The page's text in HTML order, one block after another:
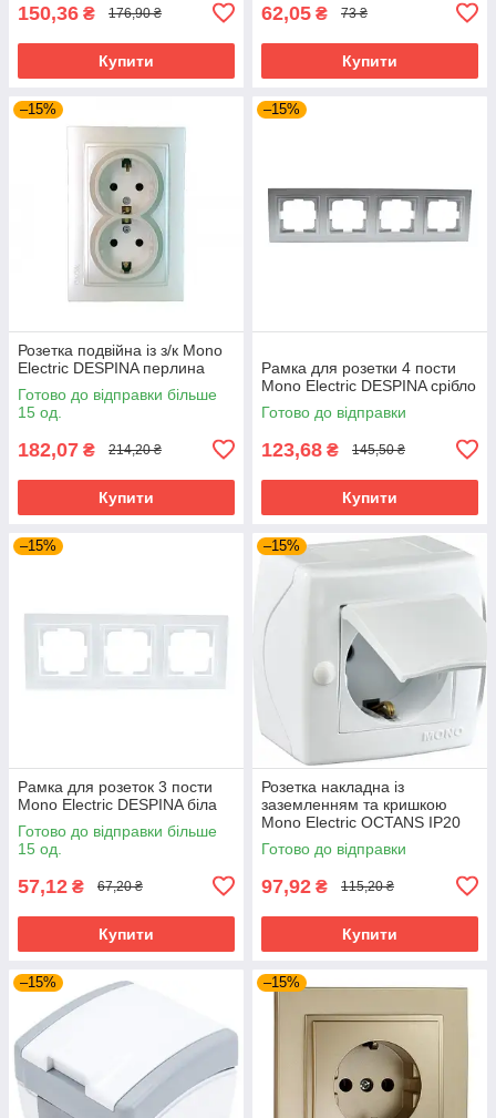
150,36 ₴ 176,90 ₴
Купити
62,05 ₴ 73 ₴
Купити
–15%
Розетка подвійна із з/к Mono
Electric DESPINA перлина
Готово до відправки більше
15 од.
182,07 ₴ 214,20 ₴
Купити
–15%
Рамка для розетки 4 пости
Mono Electric DESPINA срібло
Готово до відправки
123,68 ₴ 145,50 ₴
Купити
–15%
Рамка для розеток 3 пости
Mono Electric DESPINA біла
Готово до відправки більше
15 од.
57,12 ₴ 67,20 ₴
Купити
–15%
Розетка накладна із
заземленням та кришкою
Mono Electric OCTANS IP20
біла
Готово до відправки
97,92 ₴ 115,20 ₴
Купити
–15% –15%